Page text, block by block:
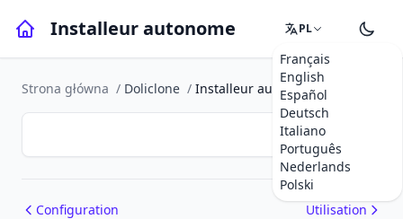
Installeur autonome PL
Français
English
Español
Deutsch
Italiano
Português
Nederlands
Polski
Strona główna / Doliclone / Installeur autonome
Configuration Utilisation